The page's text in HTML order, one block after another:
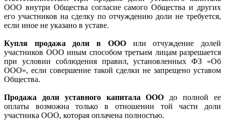
ООО внутри Общества согласие самого Общества и других
его участников на сделку по отчуждению доли не требуется,
если иное не указано в уставе.
Купля продажа доли в ОООили отчуждение долей
участников ООО иным способом третьим лицам разрешается
при условии соблюдения правил, установленных ФЗ «Об
ООО», если совершение такой сделки не запрещено уставом
Общества.
Продажа доли уставного капитала ООО до полной ее
оплаты возможна только в отношении той части доли
участника ООО, которая оплачена полностью.